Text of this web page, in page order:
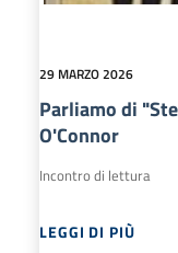
29 MARZO 2026
Parliamo di
O'Connor
Incontro di lettura
LEGGI DI PIÙ